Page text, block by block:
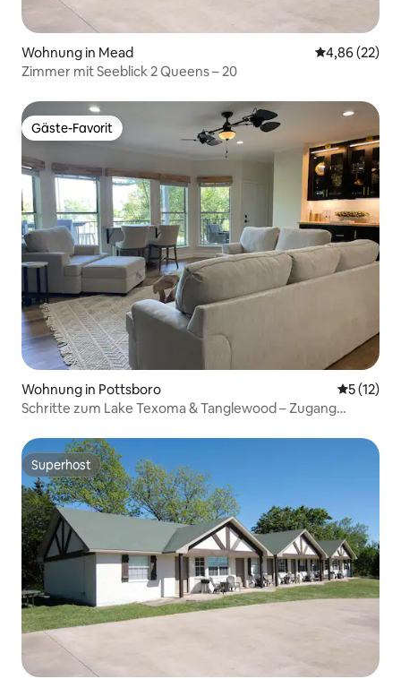
Wohnung in Mead
4,86 (22)
Zimmer mit Seeblick 2 Queens – 20
Gäste-Favorit
Gäste-Favorit
Wohnung in Pottsboro
5 (12)
Schritte zum Lake Texoma & Tanglewood – Zugang
Superhost
Superhost